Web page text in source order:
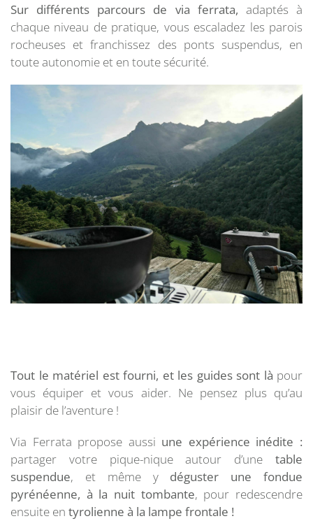
Sur différents parcours de via ferrata, adaptés à
chaque niveau de pratique, vous escaladez les parois
rocheuses et franchissez des ponts suspendus, en
toute autonomie et en toute sécurité.
Tout le matériel est fourni, et les guides sont là pour
vous équiper et vous aider. Ne pensez plus qu’au
plaisir de l’aventure !
Via Ferrata propose aussi une expérience inédite :
partager votre pique-nique autour d’une table
suspendue, et même y déguster une fondue
pyrénéenne, à la nuit tombante, pour redescendre
ensuite en tyrolienne à la lampe frontale !